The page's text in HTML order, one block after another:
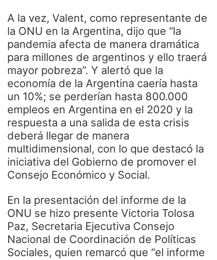
A la vez, Valent, como representante de
la ONU en la Argentina, dijo que “la
pandemia afecta de manera dramática
para millones de argentinos y ello traerá
mayor pobreza”. Y alertó que la
economía de la Argentina caería hasta
un 10%; se perderían hasta 800.000
empleos en Argentina en el 2020 y la
respuesta a una salida de esta crisis
deberá llegar de manera
multidimensional, con lo que destacó la
iniciativa del Gobierno de promover el
Consejo Económico y Social.
En la presentación del informe de la
ONU se hizo presente Victoria Tolosa
Paz, Secretaria Ejecutiva Consejo
Nacional de Coordinación de Políticas
Sociales, quien remarcó que “el informe